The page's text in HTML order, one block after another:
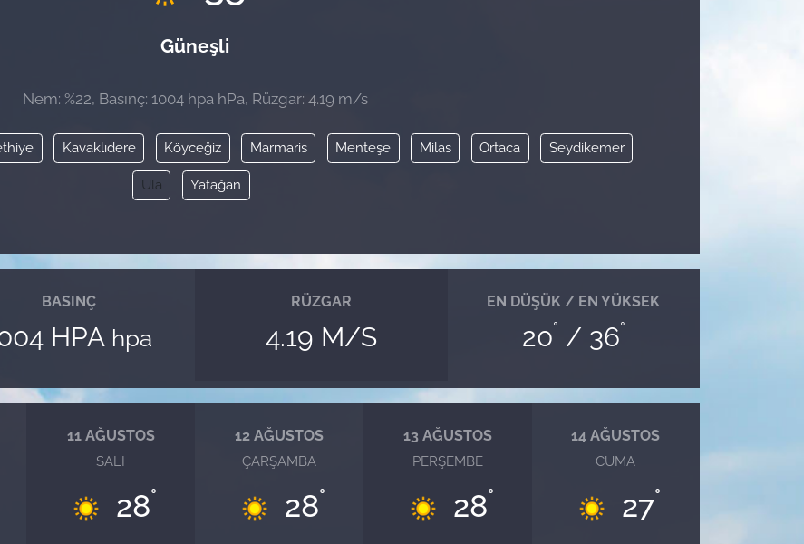
Güneşli
Nem: %22, Basınç: 1004 hpa hPa, Rüzgar: 4.19 m/s
Kavaklıdere Köyceğiz Marmaris Menteşe Milas Ortaca Seydikemer
Ula Yatağan
BASINÇ
HPA hpa
RÜZGAR
4.19 M/S
EN DÜŞÜK / EN YÜKSEK
20° / 36°
11 AĞUSTOS
SALI
28°
12 AĞUSTOS
ÇARŞAMBA
28°
13 AĞUSTOS
PERŞEMBE
28°
14 AĞUSTOS
CUMA
27°